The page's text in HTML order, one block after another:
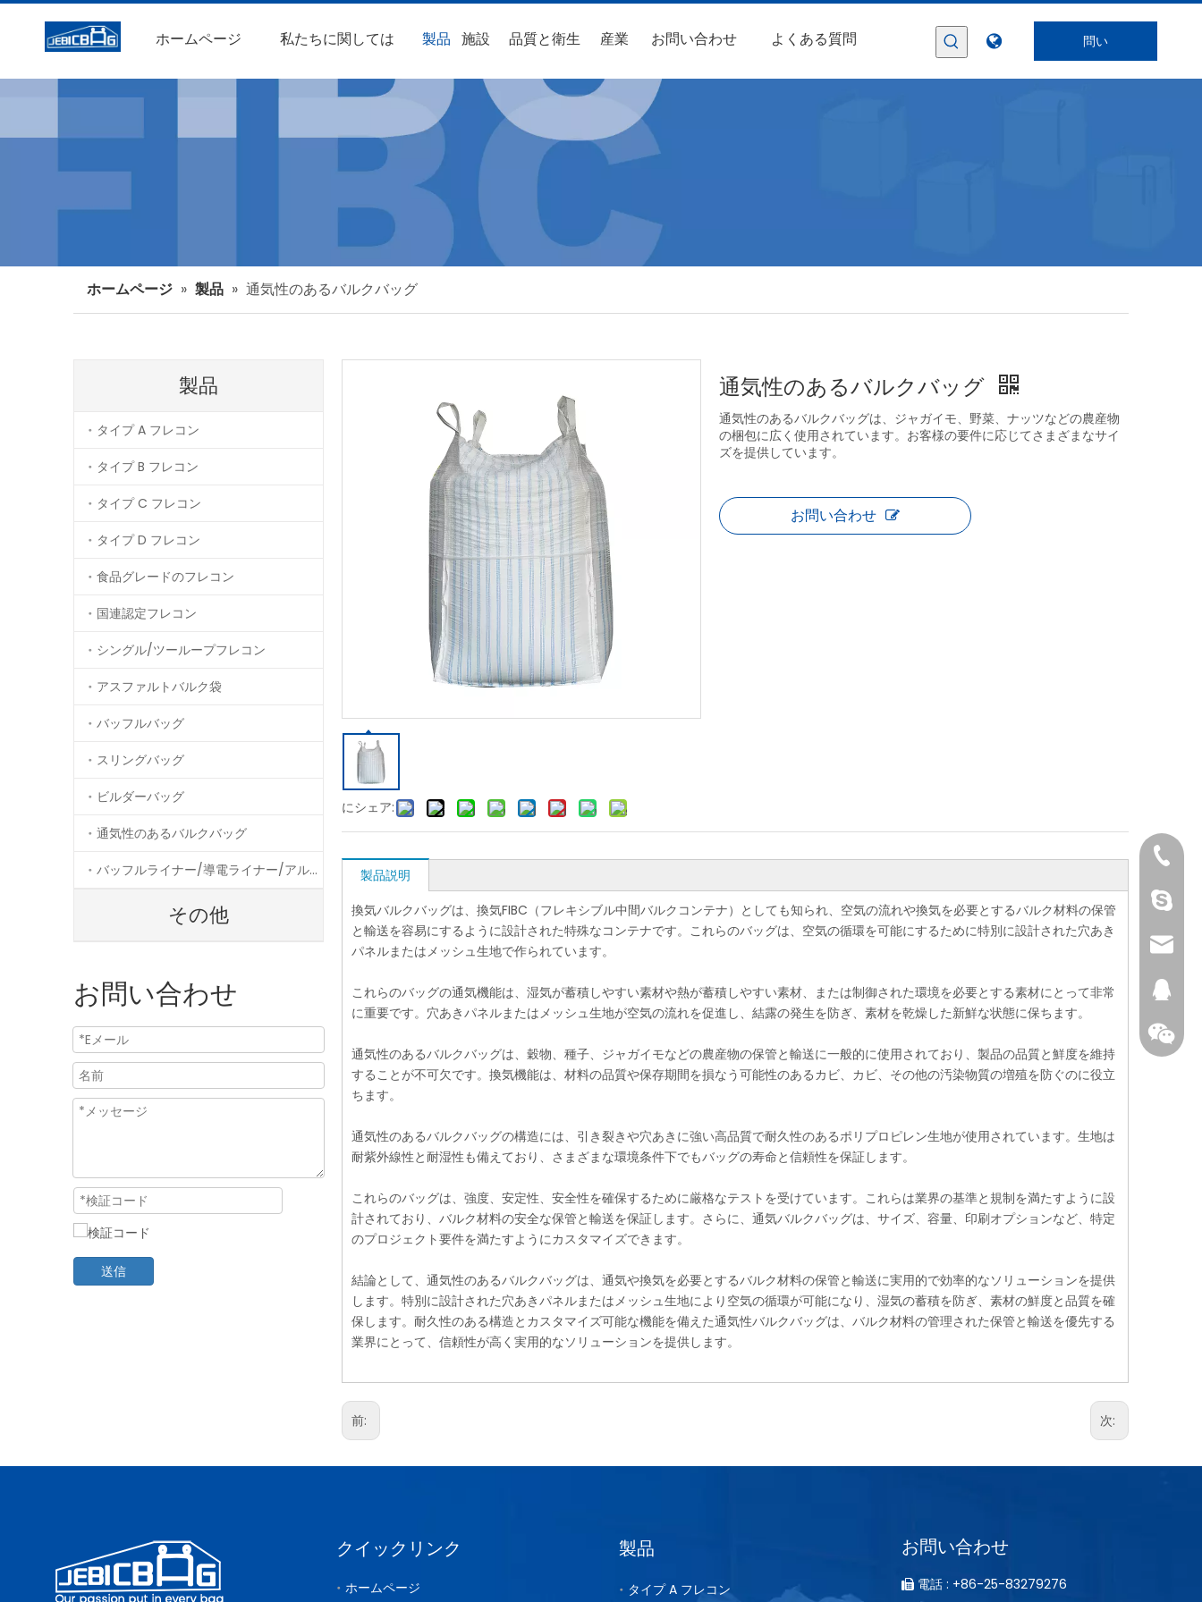
ホームページ 私たちに関しては 製品 施設 品質と衛生 産業 お問い合わせ よくある質問 問い
合わ
ホームページ » 製品 » 通気性のあるバルクバッグ
製品
タイプ A フレコン
タイプ B フレコン
タイプ C フレコン
タイプ D フレコン
食品グレードのフレコン
国連認定フレコン
シングル/ツーループフレコン
アスファルトバルク袋
バッフルバッグ
スリングバッグ
ビルダーバッグ
通気性のあるバルクバッグ
バッフルライナー/導電ライナー/アルミニウムライナー
その他
お問い合わせ
送信
にシェア:
通気性のあるバルクバッグ
通気性のあるバルクバッグは、ジャガイモ、野菜、ナッツなどの農産物
の梱包に広く使用されています。お客様の要件に応じてさまざまなサイ
ズを提供しています。
お問い合わせ
製品説明
換気バルクバッグは、換気FIBC（フレキシブル中間バルクコンテナ）としても知られ、空気の流れや換気を必要とするバルク材料の保管
と輸送を容易にするように設計された特殊なコンテナです。これらのバッグは、空気の循環を可能にするために特別に設計された穴あき
パネルまたはメッシュ生地で作られています。
これらのバッグの通気機能は、湿気が蓄積しやすい素材や熱が蓄積しやすい素材、または制御された環境を必要とする素材にとって非常
に重要です。穴あきパネルまたはメッシュ生地が空気の流れを促進し、結露の発生を防ぎ、素材を乾燥した新鮮な状態に保ちます。
通気性のあるバルクバッグは、穀物、種子、ジャガイモなどの農産物の保管と輸送に一般的に使用されており、製品の品質と鮮度を維持
することが不可欠です。換気機能は、材料の品質や保存期間を損なう可能性のあるカビ、カビ、その他の汚染物質の増殖を防ぐのに役立
ちます。
通気性のあるバルクバッグの構造には、引き裂きや穴あきに強い高品質で耐久性のあるポリプロピレン生地が使用されています。生地は
耐紫外線性と耐湿性も備えており、さまざまな環境条件下でもバッグの寿命と信頼性を保証します。
これらのバッグは、強度、安定性、安全性を確保するために厳格なテストを受けています。これらは業界の基準と規制を満たすように設
計されており、バルク材料の安全な保管と輸送を保証します。さらに、通気バルクバッグは、サイズ、容量、印刷オプションなど、特定
のプロジェクト要件を満たすようにカスタマイズできます。
結論として、通気性のあるバルクバッグは、通気や換気を必要とするバルク材料の保管と輸送に実用的で効率的なソリューションを提供
します。特別に設計された穴あきパネルまたはメッシュ生地により空気の循環が可能になり、湿気の蓄積を防ぎ、素材の鮮度と品質を確
保します。耐久性のある構造とカスタマイズ可能な機能を備えた通気性バルクバッグは、バルク材料の管理された保管と輸送を優先する
業界にとって、信頼性が高く実用的なソリューションを提供します。
前: 次:
クイックリンク
ホームページ
製品
タイプ A フレコン
お問い合わせ
 電話 : +86-25-83279276
+86-
Nancy